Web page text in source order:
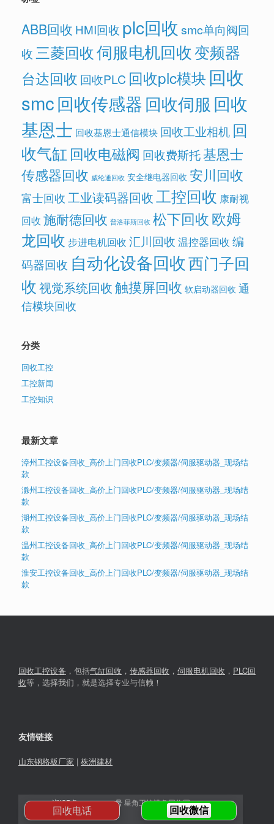
ABB回收 HMI回收 plc回收 smc单向阀回
收 三菱回收伺服电机回收变频器
台达回收 回收PLC 回收plc模块 回收
smc回收传感器回收伺服 回收
基恩士 回收基恩士通信模块 回收工业相机 回
收气缸 回收电磁阀 回收费斯托基恩士
传感器回收 威纶通回收 安全继电器回收 安川回收
富士回收 工业读码器回收工控回收 康耐视
回收 施耐德回收 普洛菲斯回收 松下回收欧姆
龙回收 步进电机回收 汇川回收 温控器回收 编
码器回收 自动化设备回收西门子回
收视觉系统回收触摸屏回收 软启动器回收 通
信模块回收
分类
回收工控
工控新闻
工控知识
最新文章
漳州工控设备回收_高价上门回收PLC/变频器/伺服驱动器_现场结
款
滁州工控设备回收_高价上门回收PLC/变频器/伺服驱动器_现场结
款
湖州工控设备回收_高价上门回收PLC/变频器/伺服驱动器_现场结
款
温州工控设备回收_高价上门回收PLC/变频器/伺服驱动器_现场结
款
淮安工控设备回收_高价上门回收PLC/变频器/伺服驱动器_现场结
款
回收电话 回收微信
回收工控设备 ，包括气缸回收 ， 传感器回收 ， 伺服电机回收 ， PLC回
收等，选择我们，就是选择专业与信赖！
友情链接
山东钢格板厂家 | 株洲建材
湘ICP备2023030366号星角工控设备回收网© 2026